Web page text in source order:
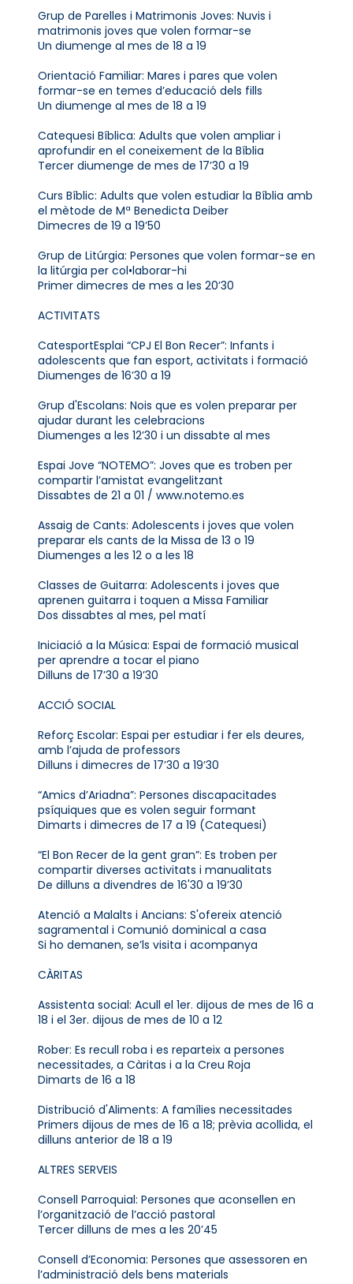
Grup de Parelles i Matrimonis Joves: Nuvis i
matrimonis joves que volen formar-se
Un diumenge al mes de 18 a 19
Orientació Familiar: Mares i pares que volen
formar-se en temes d’educació dels fills
Un diumenge al mes de 18 a 19
Catequesi Bíblica: Adults que volen ampliar i
aprofundir en el coneixement de la Bíblia
Tercer diumenge de mes de 17’30 a 19
Curs Bíblic: Adults que volen estudiar la Bíblia amb
el mètode de Mª Benedicta Deiber
Dimecres de 19 a 19’50
Grup de Litúrgia: Persones que volen formar-se en
la litúrgia per col•laborar-hi
Primer dimecres de mes a les 20’30
ACTIVITATS
CatesportEsplai “CPJ El Bon Recer”: Infants i
adolescents que fan esport, activitats i formació
Diumenges de 16’30 a 19
Grup d'Escolans: Nois que es volen preparar per
ajudar durant les celebracions
Diumenges a les 12’30 i un dissabte al mes
Espai Jove “NOTEMO”: Joves que es troben per
compartir l’amistat evangelitzant
Dissabtes de 21 a 01 / www.notemo.es
Assaig de Cants: Adolescents i joves que volen
preparar els cants de la Missa de 13 o 19
Diumenges a les 12 o a les 18
Classes de Guitarra: Adolescents i joves que
aprenen guitarra i toquen a Missa Familiar
Dos dissabtes al mes, pel matí
Iniciació a la Música: Espai de formació musical
per aprendre a tocar el piano
Dilluns de 17’30 a 19’30
ACCIÓ SOCIAL
Reforç Escolar: Espai per estudiar i fer els deures,
amb l’ajuda de professors
Dilluns i dimecres de 17’30 a 19’30
“Amics d’Ariadna”: Persones discapacitades
psíquiques que es volen seguir formant
Dimarts i dimecres de 17 a 19 (Catequesi)
“El Bon Recer de la gent gran”: Es troben per
compartir diverses activitats i manualitats
De dilluns a divendres de 16'30 a 19’30
Atenció a Malalts i Ancians: S'ofereix atenció
sagramental i Comunió dominical a casa
Si ho demanen, se’ls visita i acompanya
CÀRITAS
Assistenta social: Acull el 1er. dijous de mes de 16 a
18 i el 3er. dijous de mes de 10 a 12
Rober: Es recull roba i es reparteix a persones
necessitades, a Càritas i a la Creu Roja
Dimarts de 16 a 18
Distribució d'Aliments: A famílies necessitades
Primers dijous de mes de 16 a 18; prèvia acollida, el
dilluns anterior de 18 a 19
ALTRES SERVEIS
Consell Parroquial: Persones que aconsellen en
l’organització de l’acció pastoral
Tercer dilluns de mes a les 20’45
Consell d’Economia: Persones que assessoren en
l’administració dels bens materials